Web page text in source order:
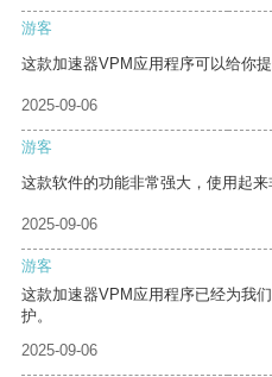
游客
这款加速器VPM应用程序可以给你
2025-09-06
游客
这款软件的功能非常强大，使用起来
2025-09-06
游客
这款加速器VPM应用程序已经为我
护。
2025-09-06